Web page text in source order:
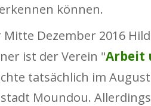
können.
Dezember 2016
ist der Verein "Arbeit
tatsächlich im
Moundou.